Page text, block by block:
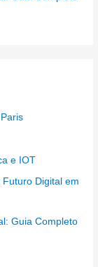
e IOT
Digital em
Guia Completo